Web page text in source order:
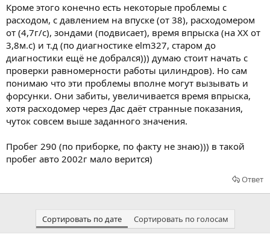
Кроме этого конечно есть некоторые проблемы с
расходом, с давлением на впуске (от 38), расходомером
от (4,7г/с), зондами (подвисает), время впрыска (на ХХ от
3,8м.с) и т.д (по диагностике elm327, старом до
диагностики ещё не добрался))) думаю стоит начать с
проверки равномерности работы цилиндров). Но сам
понимаю что эти проблемы вполне могут вызывать и
форсунки. Они забиты, увеличивается время впрыска,
хотя расходомер через Дас даёт странные показания,
чуток совсем выше заданного значения.
Пробег 290 (по приборке, по факту не знаю))) в такой
пробег авто 2002г мало верится)
Ответ
Сортировать по дате Сортировать по голосам